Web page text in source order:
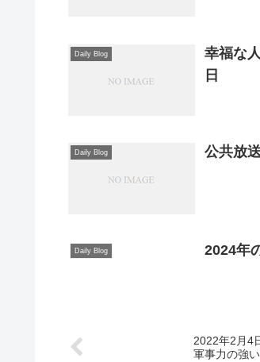
Daily Blog
幸福な
日
Daily Blog 公共放
Daily Blog 2024年
2022年2月4
軍事力の強